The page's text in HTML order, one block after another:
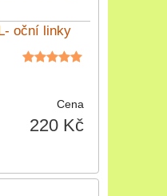
oční linky
Cena
220 Kč